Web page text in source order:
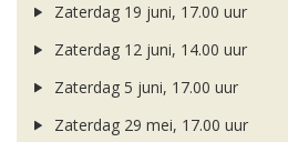
Zaterdag 19 juni, 17.00 uur
Zaterdag 12 juni, 14.00 uur
Zaterdag 5 juni, 17.00 uur
Zaterdag 29 mei, 17.00 uur